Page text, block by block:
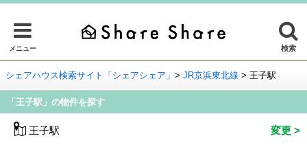
メニュー 検索
シェアハウス検索サイト「シェアシェア」 > JR京浜東北線 > 王子駅
「王子駅」の物件を探す
王子駅